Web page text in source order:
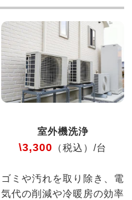
室外機洗浄
\3,300 （税込）/台
ゴミや汚れを取り除き、電
気代の削減や冷暖房の効率